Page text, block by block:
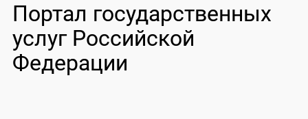
Портал государственных
услуг Российской
Федерации